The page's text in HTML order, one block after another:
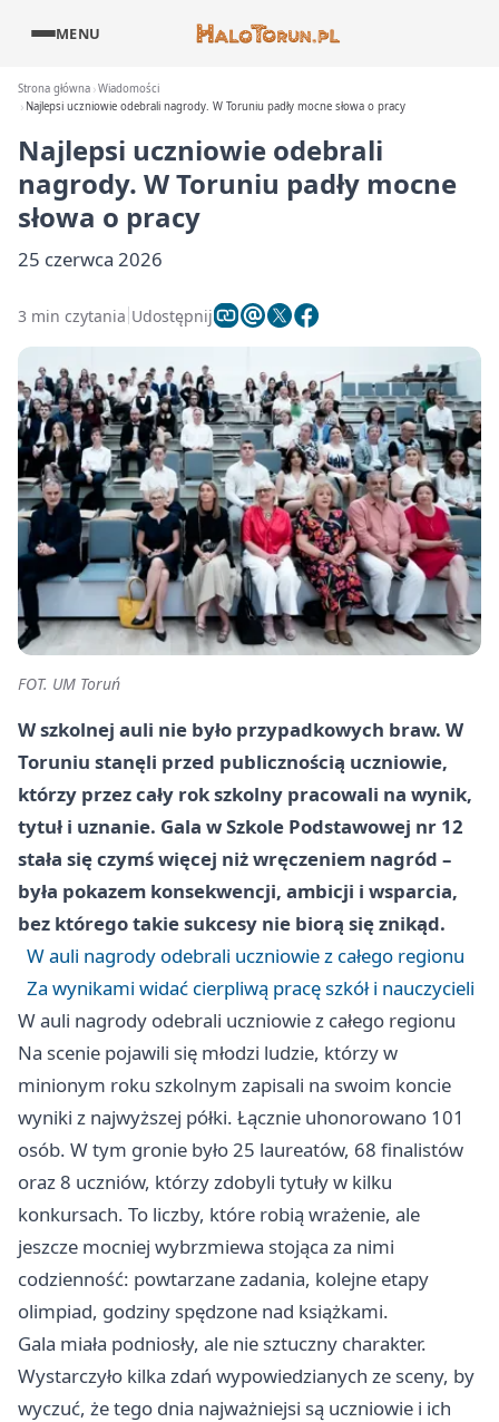
MENU
Strona główna Wiadomości
Najlepsi uczniowie odebrali nagrody. W Toruniu padły mocne słowa o pracy
Najlepsi uczniowie odebrali
nagrody. W Toruniu padły mocne
słowa o pracy
25 czerwca 2026
3 min czytania Udostępnij
FOT. UM Toruń
W szkolnej auli nie było przypadkowych braw. W
Toruniu stanęli przed publicznością uczniowie,
którzy przez cały rok szkolny pracowali na wynik,
tytuł i uznanie. Gala w Szkole Podstawowej nr 12
stała się czymś więcej niż wręczeniem nagród –
była pokazem konsekwencji, ambicji i wsparcia,
bez którego takie sukcesy nie biorą się znikąd.
W auli nagrody odebrali uczniowie z całego regionu
Za wynikami widać cierpliwą pracę szkół i nauczycieli
W auli nagrody odebrali uczniowie z całego regionu
Na scenie pojawili się młodzi ludzie, którzy w
minionym roku szkolnym zapisali na swoim koncie
wyniki z najwyższej półki. Łącznie uhonorowano 101
osób. W tym gronie było 25 laureatów, 68 finalistów
oraz 8 uczniów, którzy zdobyli tytuły w kilku
konkursach. To liczby, które robią wrażenie, ale
jeszcze mocniej wybrzmiewa stojąca za nimi
codzienność: powtarzane zadania, kolejne etapy
olimpiad, godziny spędzone nad książkami.
Gala miała podniosły, ale nie sztuczny charakter.
Wystarczyło kilka zdań wypowiedzianych ze sceny, by
wyczuć, że tego dnia najważniejsi są uczniowie i ich